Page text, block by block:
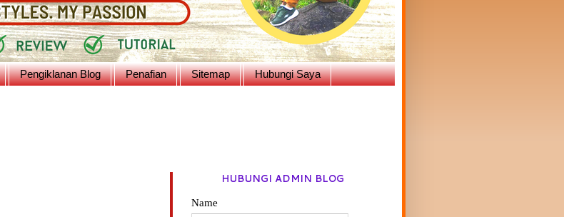
Pengiklanan Blog Penafian Sitemap Hubungi Saya
HUBUNGI ADMIN BLOG
Name